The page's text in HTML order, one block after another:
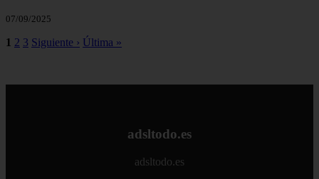
07/09/2025
1 2 3 Siguiente › Última »
adsltodo.es
adsltodo.es